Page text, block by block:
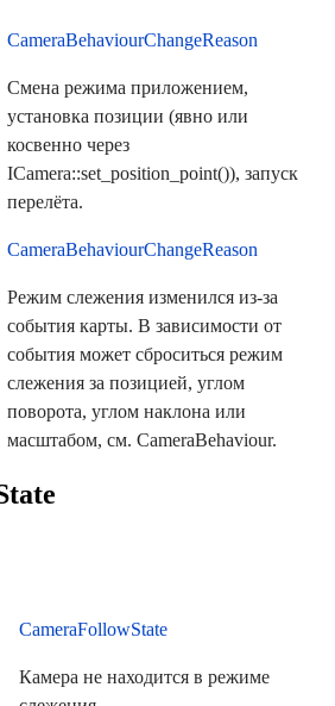
CameraBehaviourChangeReason
Смена режима приложением,
установка позиции (явно или
косвенно через
ICamera::set_position_point()), запуск
перелёта.
CameraBehaviourChangeReason
Режим слежения изменился из-за
события карты. В зависимости от
события может сброситься режим
слежения за позицией, углом
поворота, углом наклона или
масштабом, см. CameraBehaviour.
CameraFollowState
Камера не находится в режиме